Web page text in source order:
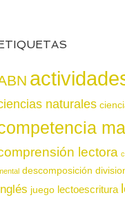
naturales
lectora
descomposición
juego lectoescritura